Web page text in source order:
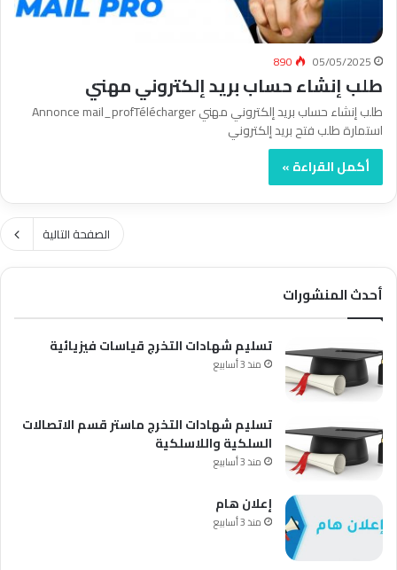
05/05/2025
890
طلب إنشاء حساب بريد إلكتروني مهني
طلب إنشاء حساب بريد إلكتروني مهني Annonce mail_profTélécharger
استمارة طلب فتح بريد إلكتروني
أكمل القراءة »
الصفحة التالية
أحدث المنشورات
تسليم شهادات التخرج قياسات فيزيائية
منذ 3 أسابيع
تسليم شهادات التخرج ماستر قسم الاتصالات
السلكية واللاسلكية
منذ 3 أسابيع
إعلان هام
منذ 3 أسابيع